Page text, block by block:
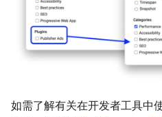
如需了解有关在开发者工具中